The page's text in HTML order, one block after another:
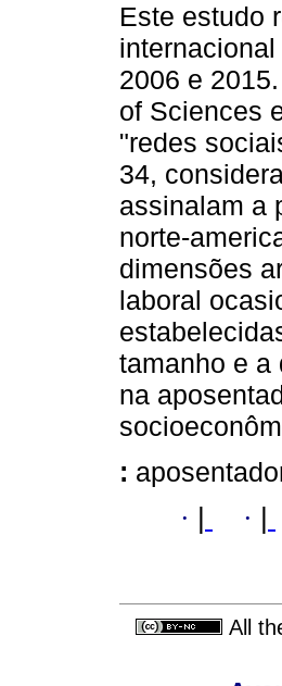
Este estudo
2006 e
of Sciences
"redes
34,
assinalam a
norte-
dimensões
laboral
tamanho e a
na
:
· ·
All